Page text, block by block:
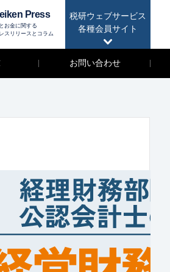
税研ウェブサービス
各種会員サイト
Press
お金に関する
スリリースとコラム
お問い合わせ